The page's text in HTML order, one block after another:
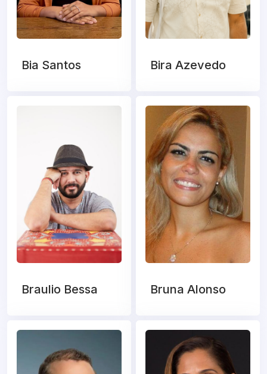
Bia Santos Bira Azevedo
Braulio Bessa Bruna Alonso